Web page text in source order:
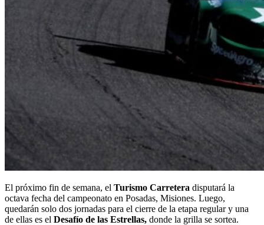
El próximo fin de semana, el Turismo Carretera disputará la
octava fecha del campeonato en Posadas, Misiones. Luego,
quedarán solo dos jornadas para el cierre de la etapa regular y una
de ellas es el Desafío de las Estrellas, donde la grilla se sortea.